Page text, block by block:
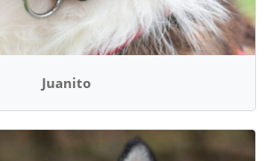
Juanito